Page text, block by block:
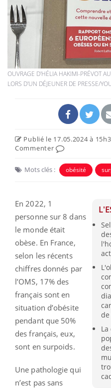
OUVRAGE D'HÉLIA HAKIMI-PRÉVOT
LORS D'UN DÉJEUNER DE PRESSE/
Publié le 17.05.2024 à
Commenter
Mots clés : obésité
En 2022, 1
personne sur 8 dans
le monde était
obèse. En France,
selon les récents
chiffres donnés par
l’OMS, 17% des
français sont en
situation d’obésite
pendant que 50%
des français, eux,
sont en surpoids.
Une pathologie qui
n’est pas sans